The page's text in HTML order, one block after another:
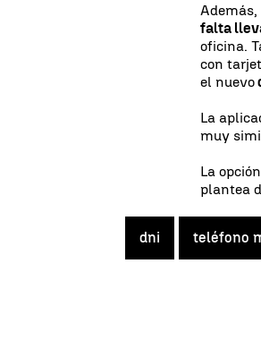
falta
oficina.
con
el nuevo
La
muy
La
plantea
dni teléfono